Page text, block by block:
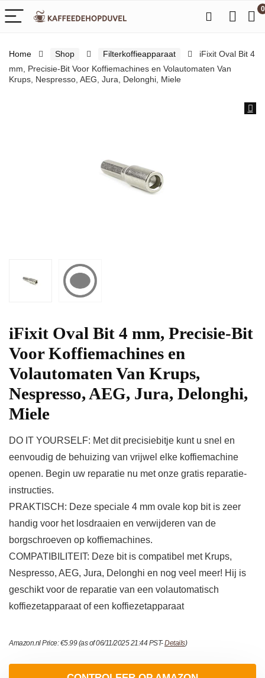
0
Home Shop Filterkoffieapparaat
iFixit Oval Bit 4
mm, Precisie-Bit Voor Koffiemachines en Volautomaten Van
Krups, Nespresso, AEG, Jura, Delonghi, Miele
iFixit Oval Bit 4 mm, Precisie-Bit
Voor Koffiemachines en
Volautomaten Van Krups,
Nespresso, AEG, Jura, Delonghi,
Miele
DO IT YOURSELF: Met dit precisiebitje kunt u snel en
eenvoudig de behuizing van vrijwel elke koffiemachine
openen. Begin uw reparatie nu met onze gratis reparatie-
instructies.
PRAKTISCH: Deze speciale 4 mm ovale kop bit is zeer
handig voor het losdraaien en verwijderen van de
borgschroeven op koffiemachines.
COMPATIBILITEIT: Deze bit is compatibel met Krups,
Nespresso, AEG, Jura, Delonghi en nog veel meer! Hij is
geschikt voor de reparatie van een volautomatisch
koffiezetapparaat of een koffiezetapparaat
Amazon.nl Price:€5.99(as of 06/11/2025 21:44 PST-Details)